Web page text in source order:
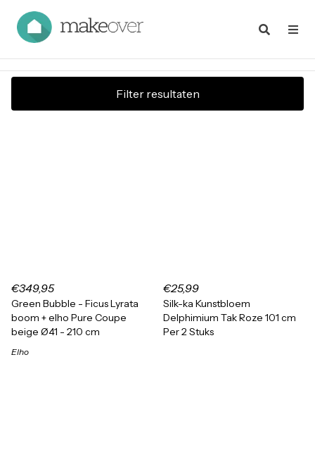
Filter resultaten
€349,95
Green Bubble - Ficus Lyrata
boom + elho Pure Coupe
beige Ø41 - 210 cm
Elho
€25,99
Silk-ka Kunstbloem
Delphimium Tak Roze 101 cm
Per 2 Stuks